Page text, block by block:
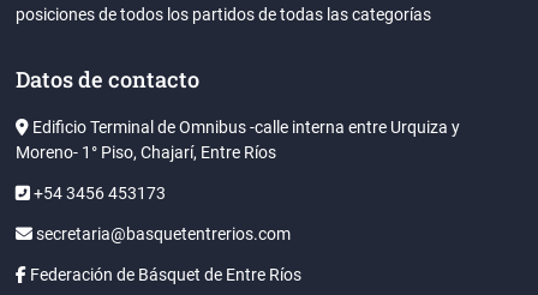
posiciones de todos los partidos de todas las categorías
Datos de contacto
Edificio Terminal de Omnibus -calle interna entre Urquiza y
Moreno- 1° Piso, Chajarí, Entre Ríos
+54 3456 453173
secretaria@basquetentrerios.com
Federación de Básquet de Entre Ríos